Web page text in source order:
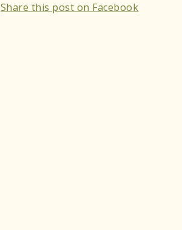
Share this post on Facebook